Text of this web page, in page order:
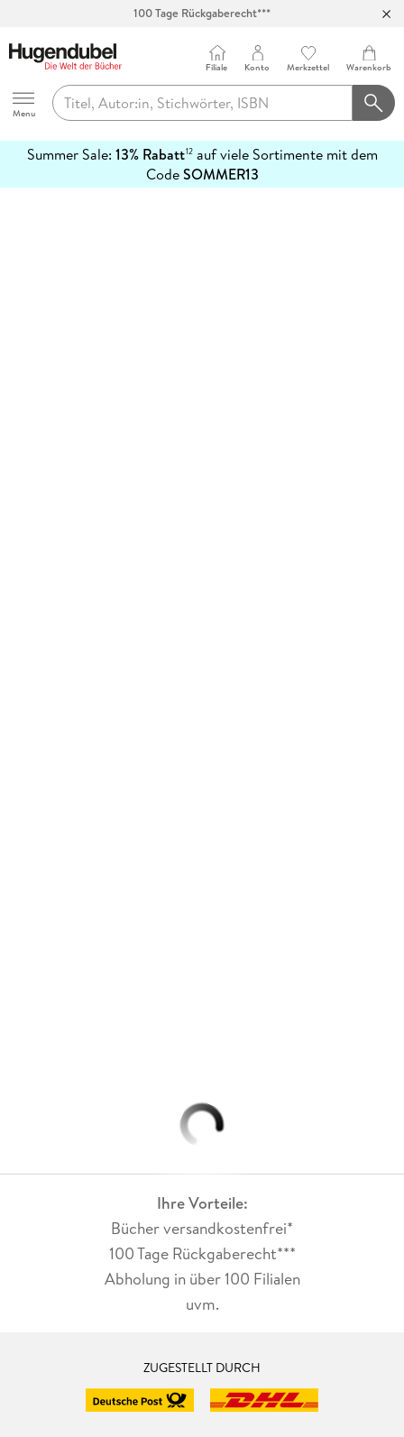
100 Tage Rückgaberecht***
Hugendubel
Menu
Filiale Konto Merkzettel Warenkorb
Summer Sale: 13% Rabatt12auf viele Sortimente mit dem
CodeSOMMER13
erfahren
Ihre Vorteile:
Bücher versandkostenfrei*
100 Tage Rückgaberecht***
Abholung in über 100 Filialen
uvm.
ZUGESTELLT DURCH